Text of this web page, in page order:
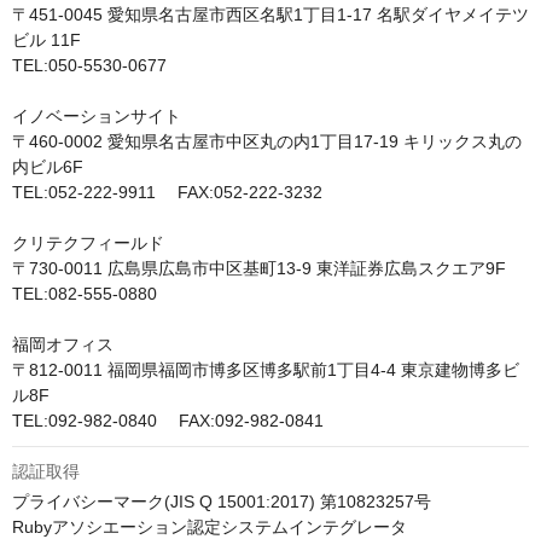
〒451-0045 愛知県名古屋市西区名駅1丁目1-17 名駅ダイヤメイテツ
ビル 11F
TEL:050-5530-0677
イノベーションサイト
〒460-0002 愛知県名古屋市中区丸の内1丁目17-19 キリックス丸の
内ビル6F
TEL:052-222-9911　 FAX:052-222-3232
クリテクフィールド
〒730-0011 広島県広島市中区基町13-9 東洋証券広島スクエア9F
TEL:082-555-0880
福岡オフィス
〒812-0011 福岡県福岡市博多区博多駅前1丁目4-4 東京建物博多ビ
ル8F
TEL:092-982-0840　 FAX:092-982-0841
認証取得
プライバシーマーク(JIS Q 15001:2017) 第10823257号
Rubyアソシエーション認定システムインテグレータ